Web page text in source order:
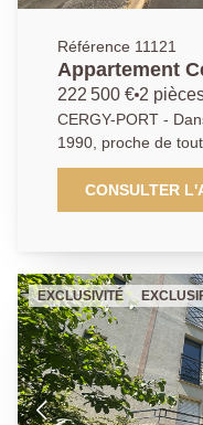
Référence 11121
Appartement
222 500 € 2
CERGY-PORT -
1990, proche de
Port-Cergy et
d'environ 54 m²,
sans aucun doute. Il
vis-à-vis, une
bains. Une place de
bien. DPE: D.
CONSULTER
EXCLUSIVITÉ